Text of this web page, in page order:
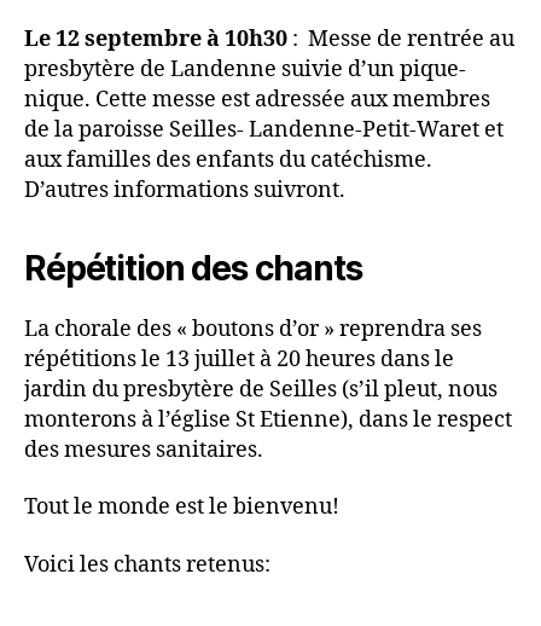
Le 12 septembre à 10h30 : Messe de rentrée au
presbytère de Landenne suivie d’un pique-
nique. Cette messe est adressée aux membres
de la paroisse Seilles- Landenne-Petit-Waret et
aux familles des enfants du catéchisme.
D’autres informations suivront.
Répétition des chants
La chorale des « boutons d’or » reprendra ses
répétitions le 13 juillet à 20 heures dans le
jardin du presbytère de Seilles (s’il pleut, nous
monterons à l’église St Etienne), dans le respect
des mesures sanitaires.
Tout le monde est le bienvenu!
Voici les chants retenus: